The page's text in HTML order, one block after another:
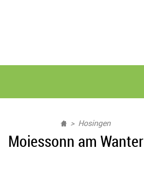
Hosingen
Moiessonn am Wanter